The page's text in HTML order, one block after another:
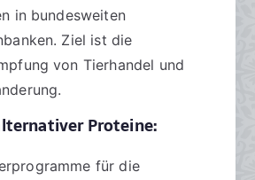
in bundesweiten
Ziel ist die
von Tierhandel und
Proteine:
für die